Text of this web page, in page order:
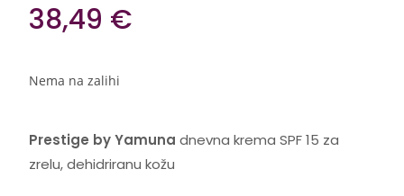
38,49 €
Nema na zalihi
Prestige by Yamuna dnevna krema SPF 15 za
zrelu, dehidriranu kožu